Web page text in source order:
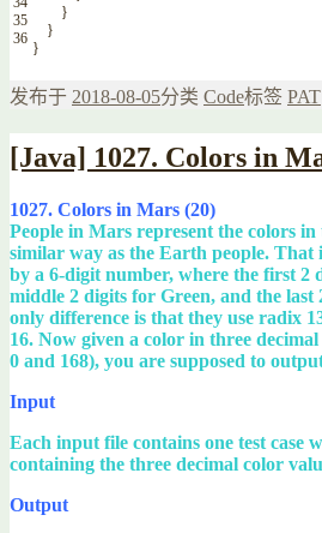
35
36
}
}
}
发布于 2018-08-05分类 Code标签 PAT
[Java] 1027. Colors in
1027. Colors in Mars (20)
People in Mars represent the colors
similar way as the Earth people. That
by a 6-digit number, where the first 2
middle 2 digits for Green, and the
only difference is that they use radix
16. Now given a color in three
0 and 168), you are supposed to
Input
Each input file contains one test case
containing the three decimal color
Output